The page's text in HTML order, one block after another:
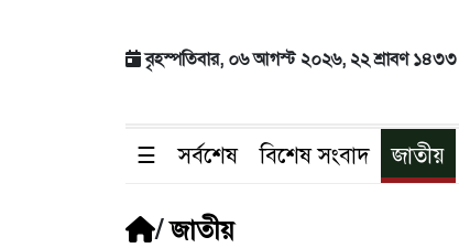
বৃহস্পতিবার, ০৬ আগস্ট ২০২৬, ২২ শ্রাবণ ১৪৩৩
☰ সর্বশেষ বিশেষ সংবাদ জাতীয়
/জাতীয়